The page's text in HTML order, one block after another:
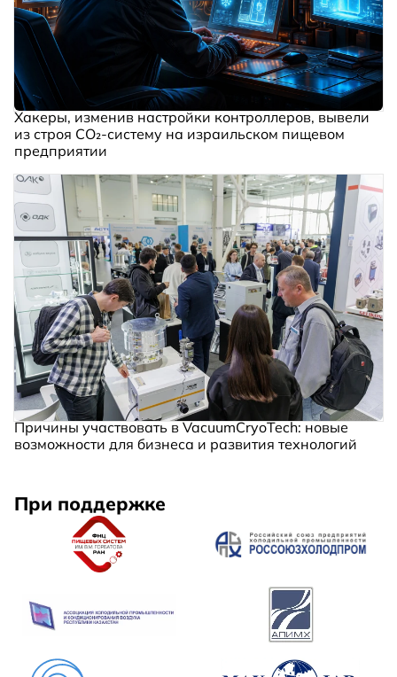
Хакеры, изменив настройки контроллеров, вывели
из строя CO₂-систему на израильском пищевом
предприятии
Причины участвовать в VacuumCryoTech: новые
возможности для бизнеса и развития технологий
При поддержке